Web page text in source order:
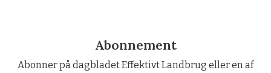
Abonnement
Abonner på dagbladet Effektivt Landbrug eller en af